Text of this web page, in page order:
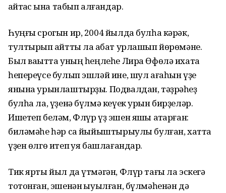
ҡайтҡас ҡына табып алғандар.
Һуңғы срогын ир, 2004 йылда булһа кәрәк,
тултырып ҡайтты ла ҡабат урлашып йөрөмәне.
Был ваҡытта уның һеңлеһе Лира Өфөлә ихата
һепереүсе булып эшләй ине, шул ағаһын үҙе
янына урынлаштырҙы. Подвалдан, тәҙрәһеҙ
булһа ла, үҙенә бүлмә кеүек урын бирҙеләр.
Ишетеп беләм, Флүр үҙ эшен яҡшы атҡарған:
биләмәһе һәр саҡ йыйыштырыулы булған, хатта
үҙен өлгө итеп ҡуя башлағандар.
Тик ярты йыл да үтмәгән, Флүр тағы ла эскегә
тотонған, эшенән ҡыуылған, бүлмәһенән дә